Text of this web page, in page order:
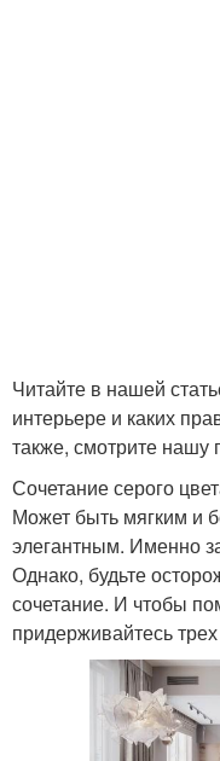
Читайте в нашей
интерьере и каких
также, смотрите
Сочетание серого
Может быть мягким и
элегантным. Именно
Однако, будьте
сочетание. И чтобы
придерживайтесь